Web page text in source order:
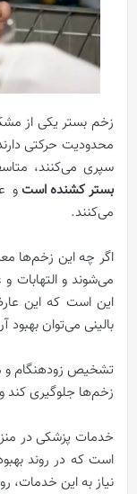
زخم بستر یکی از
محدودیت حرکتی
سپری می‌کنند،
بستر کشنده استو
می‌کنند.
اگر چه این زخم‌ها
می‌شوند و التهابات
این است که این
بالینی می‌توان
تشخیص زودهنگام و
زخم‌ها جلوگیری کند
خدمات پزشکی در
است که در روند
نیاز به این خدمات،